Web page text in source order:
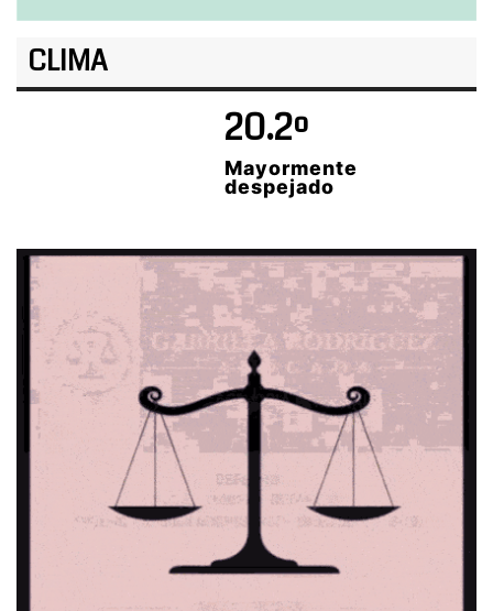
CLIMA
20.2º
Mayormente
despejado